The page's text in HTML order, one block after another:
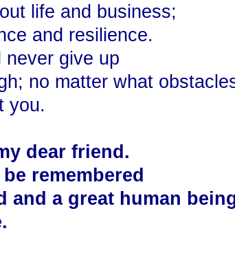
life and business;
and resilience.
never give up
no matter what
you.
dear friend.
remembered
and a great human